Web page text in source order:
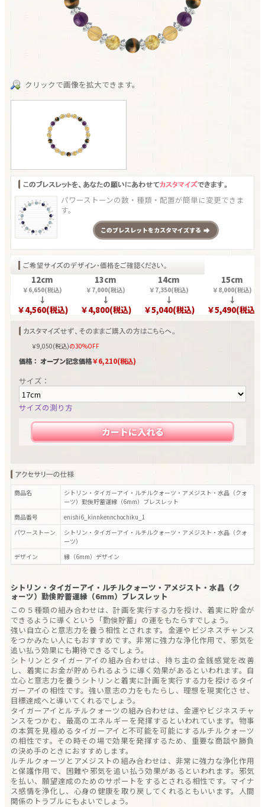
クリックで画像を拡大できます。
12cm
￥ 6,650(税込)
↓
￥4,560(税込)
13cm
￥ 7,000(税込)
↓
￥4,800(税込)
14cm
￥ 7,350(税込)
↓
￥5,040(税込)
15cm
￥ 8,000(税込)
↓
￥5,490(税込)
シトリン・タイガーアイ・ルチルクォーツ・アメジスト・水晶（ク
ォーツ）勤倹貯蓄運縁（6mm）ブレスレット
この５種類の組み合わせは、計画を実行する力を授け、着実に貯金が
できるように導くという「勤倹貯蓄」の運をもたらすでしょう。
強い自立心と意志力を養う相性とされます。金運やビジネスチャンス
をつかみたい人にもおすすめです。非常に強力な浄化作用で、邪気を
追い払う効果にも期待できるでしょう。
シトリンとタイガーアイの組み合わせは、持ち主の金銭感覚を改善
し、着実にお金が貯められるように導く効果があるといわれます。自
立心と意志力を養うシトリンと着実に計画を実行する力を授けるタイ
ガーアイの相性です。強い意志の力をもたらし、理想を現実化させ、
目標達成へと導いてくれるでしょう。
タイガーアイとルチルクォーツの組み合わせは、金運やビジネスチャ
ンスをつかむ、最高のエネルギーを発揮するといわれています。物事
の本質を見極めるタイガーアイと不可能を可能にするルチルクォーツ
の相性です。その時その場で効果を発揮するため、重要な商談や勝負
の決め手のときにおすすめします。
ルチルクォーツとアメジストの組み合わせは、非常に強力な浄化作用
と保護作用で、困難や邪気を追い払う効果があるといわれます。邪気
を払い、願望達成のためのサポートをするとされる相性です。マイナ
ス感情を浄化し、心身の健康を取り戻してくれるともいいます。人間
関係のトラブルにもよいでしょう。
パワーストーンの数・種類・配置が簡単に変更できま
す。
このブレスレットをカスタマイズする
￥9,050(税込)の30%OFF
価格： オープン記念価格￥6,210(税込)
サイズ：
サイズの測り方
カートに入れる
商品名
シトリン・タイガーアイ・ルチルクォーツ・アメジスト・水晶（クォ
ーツ）勤倹貯蓄運縁（6mm）ブレスレット
商品番号
enishi6_kinnkennchochiku_1
パワーストーン
シトリン・タイガーアイ・ルチルクォーツ・アメジスト・水晶（クォ
ーツ）
デザイン
縁（6mm） デザイン